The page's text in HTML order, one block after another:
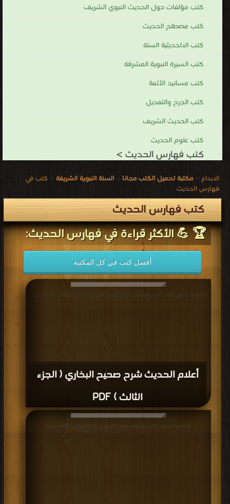
كتب مؤلفات حول الحديث النبوي الشريف
كتب مصطلح الحديث
كتب الالحديثية الستة
كتب السيرة النبوية المشرفة
كتب مسانيد الأئمة
كتب الجرح والتعديل
كتب الحديث الشريف
كتب علوم الحديث
كتب فهارس الحديث >
الابداع > مكتبة تحميل الكتب مجانا > السنة النبوية الشريفة > كتب في
فهارس الحديث
كتب فهارس الحديث
🏆 💪 الأكثر قراءة في فهارس الحديث:
أفضل كتب في كل المكتبة
أعلام الحديث شرح صحيح البخاري ( الجزء
الثالث ) PDF
قراءة و تحميل كتاب أعلام الحديث شرح صحيح البخاري ( الجزء الثالث ) PDF مجانا
قراءة و تحميل كتاب مختصر صحيح البخاري (ت: الألباني) PDF مجانا